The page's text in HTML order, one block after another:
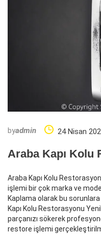
byadmin 24 Nisan
Araba Kapı Kolu
Araba Kapı Kolu
işlemi bir çok marka ve
Kaplama olarak bu
Kapı Kolu Restorasyonu
parçanızı sökerek
restore işlemi